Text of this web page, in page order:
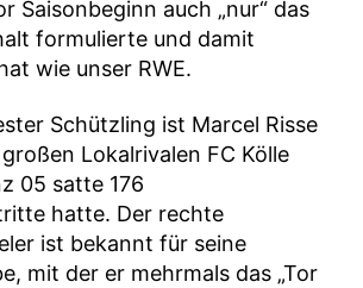
Saisonbeginn auch „nur“ das
formulierte und damit
wie unser RWE.
Schützling ist Marcel Risse
Lokalrivalen FC Kölle
05 satte 176
hatte. Der rechte
ist bekannt für seine
mit der er mehrmals das „Tor